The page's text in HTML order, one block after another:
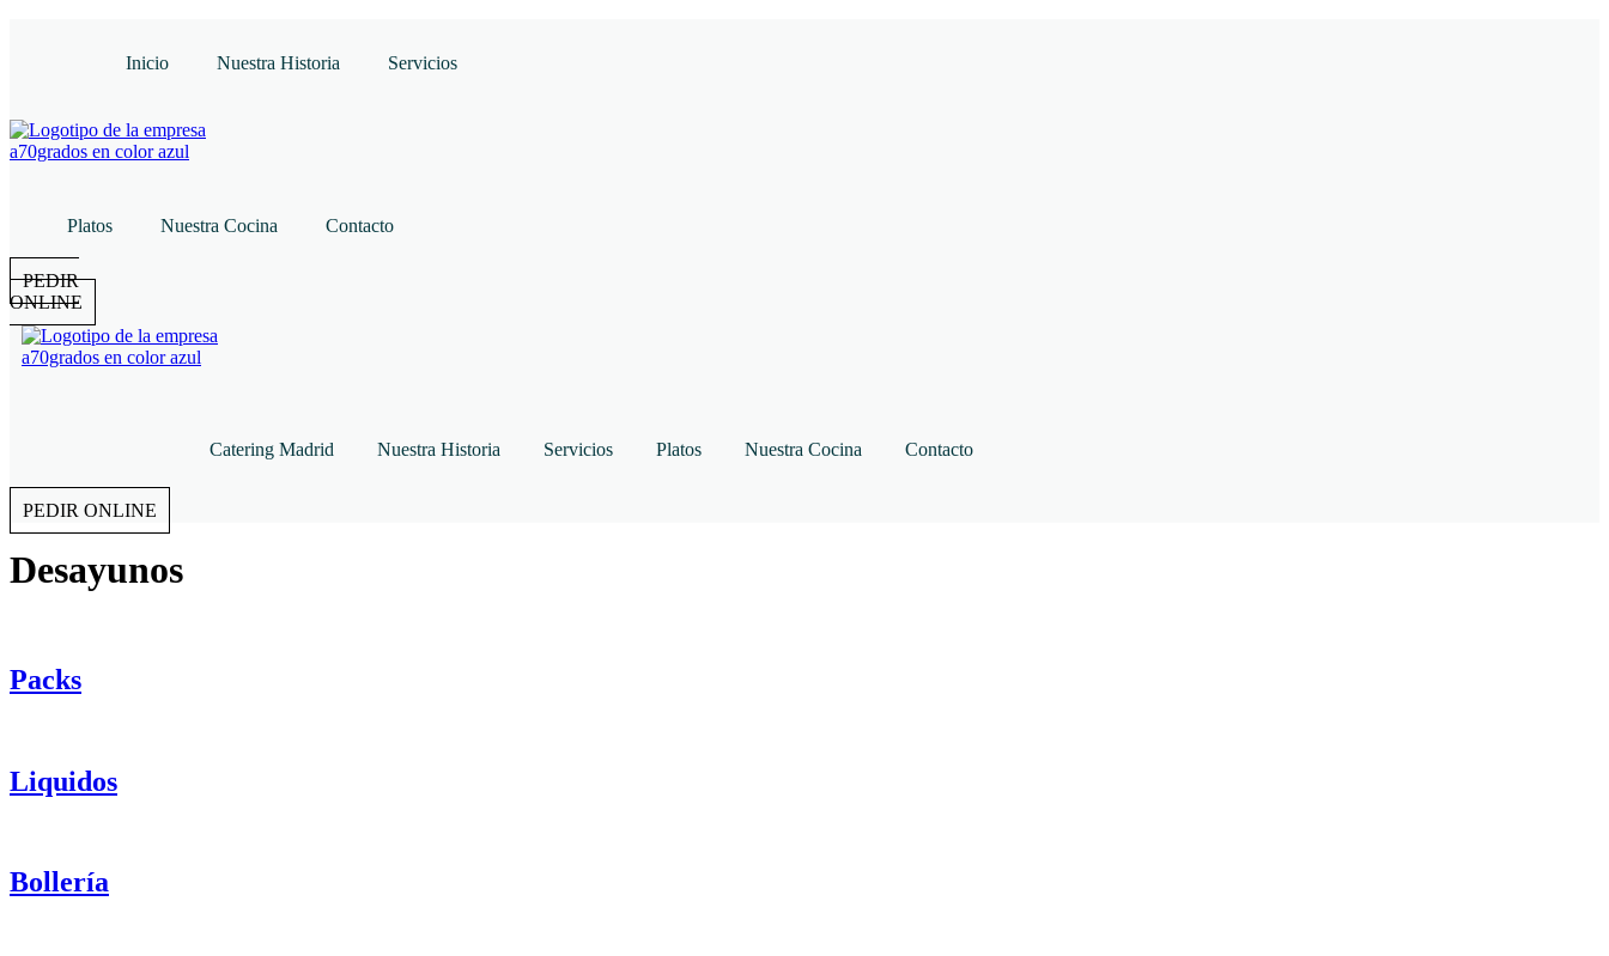
Inicio Nuestra Historia Servicios
Platos Nuestra Cocina Contacto
PEDIR
ONLINE
Catering Madrid Nuestra Historia Servicios Platos Nuestra Cocina Contacto
PEDIR ONLINE
Desayunos
Packs
Liquidos
Bollería